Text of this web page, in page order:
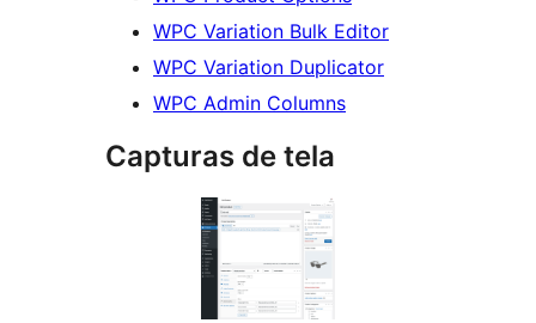
WPC Variation Bulk Editor
WPC Variation Duplicator
WPC Admin Columns
Capturas de tela